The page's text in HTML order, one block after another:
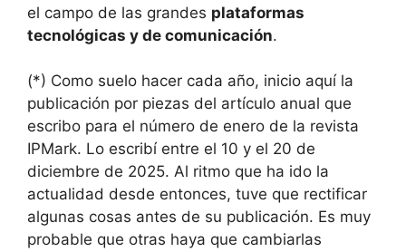
el campo de las grandes plataformas
tecnológicas y de comunicación.
(*) Como suelo hacer cada año, inicio aquí la
publicación por piezas del artículo anual que
escribo para el número de enero de la revista
IPMark. Lo escribí entre el 10 y el 20 de
diciembre de 2025. Al ritmo que ha ido la
actualidad desde entonces, tuve que rectificar
algunas cosas antes de su publicación. Es muy
probable que otras haya que cambiarlas